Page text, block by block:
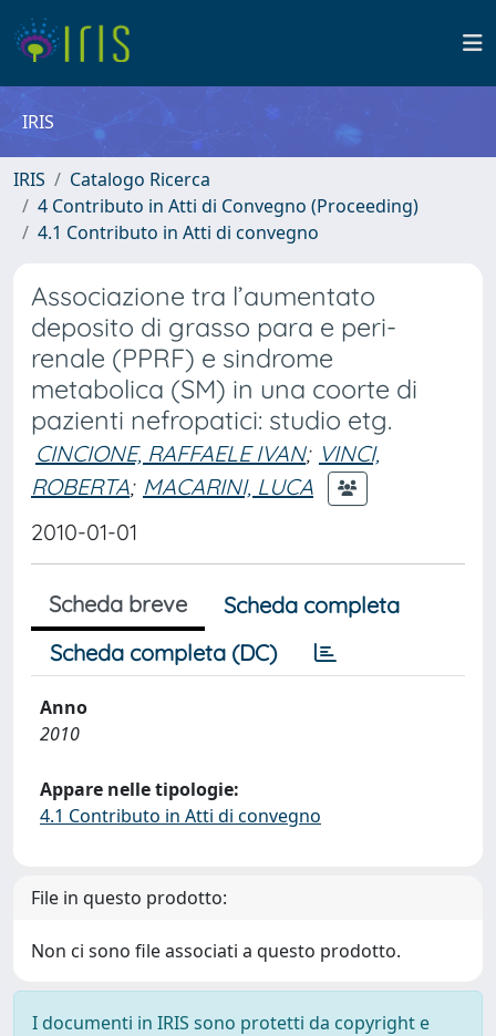
IRIS
IRIS
Catalogo Ricerca
4 Contributo in Atti di Convegno (Proceeding)
4.1 Contributo in Atti di convegno
Associazione tra l’aumentato
deposito di grasso para e peri-
renale (PPRF) e sindrome
metabolica (SM) in una coorte di
pazienti nefropatici: studio etg.
CINCIONE, RAFFAELE IVAN; VINCI,
ROBERTA; MACARINI, LUCA
2010-01-01
Scheda breve
Scheda completa
Scheda completa (DC)
Anno
2010
Appare nelle tipologie:
4.1 Contributo in Atti di convegno
File in questo prodotto:
Non ci sono file associati a questo prodotto.
I documenti in IRIS sono protetti da copyright e